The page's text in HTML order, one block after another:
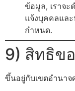
ข้อมูล, เราจะ
แจ้งบุคคลแล
กำหนด.
9) สิทธิข
ขึ้นอยู่กับเขตอำนา